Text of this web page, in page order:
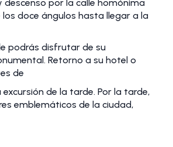
descenso por la calle homónima
los doce ángulos hasta llegar a la
podrás disfrutar de su
Retorno a su hotel o
de
de la tarde. Por la tarde,
emblemáticos de la ciudad,